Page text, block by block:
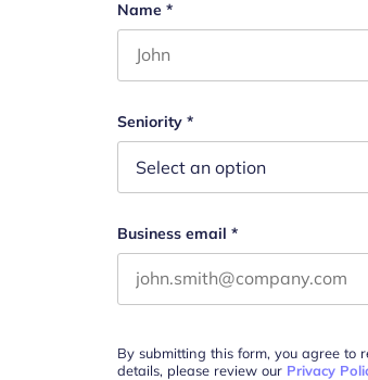
Phone
Name *
Seniority *
Business email *
By submitting this form, you agree to
details, please review our Privacy